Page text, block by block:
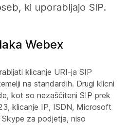
ki uporabljajo SIP.
Webex
klicanje URI-ja SIP
na standardih. Drugi klicni
kot so nezaščiteni SIP prek
klicanje IP, ISDN, Microsoft
za podjetja, niso